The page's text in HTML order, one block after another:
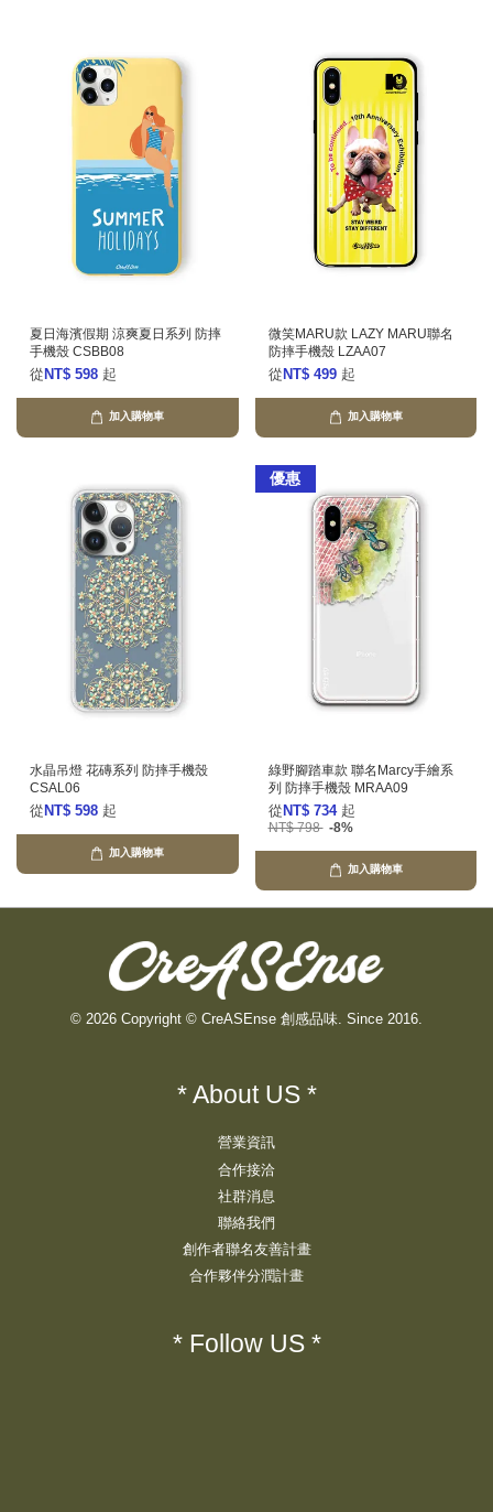
夏日海濱假期 涼爽夏日系列 防摔
手機殼 CSBB08
從 NT$ 598 起
加入購物車
微笑MARU款 LAZY MARU聯名
防摔手機殼 LZAA07
從 NT$ 499 起
加入購物車
水晶吊燈 花磚系列 防摔手機殼
CSAL06
從 NT$ 598 起
加入購物車
優惠
綠野腳踏車款 聯名Marcy手繪系
列 防摔手機殼 MRAA09
從 NT$ 734 起
NT$ 798 -8%
加入購物車
© 2026 Copyright © CreASEnse 創感品味. Since 2016.
* About US *
營業資訊
合作接洽
社群消息
聯絡我們
創作者聯名友善計畫
合作夥伴分潤計畫
* Follow US *